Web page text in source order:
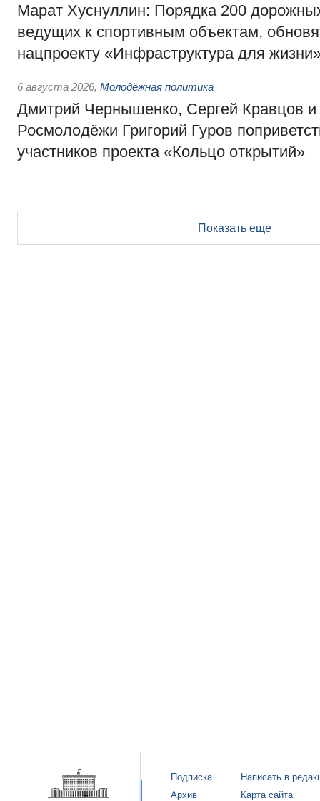
Марат Хуснуллин: Порядка 200
ведущих к спортивным объектам,
нацпроекту «Инфраструктура для
6 августа 2026, Молодёжная политика
Дмитрий Чернышенко, Сергей Кравцов и
Росмолодёжи Григорий Гуров
участников проекта «Кольцо открытий»
Показать еще
Подписка
Архив
Написать в
Карта сайта